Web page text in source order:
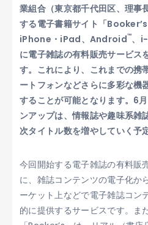
業組合（東京都千代田区、理事
する電子書籍サイト「Booker’s
iPhone・iPad、Android™、
に電子雑誌の有料販売サービス
す。これにより、これまでの携
ートフォンなどさらに多彩な
することが可能となります。6
ンアップは、情報誌や趣味系雑
次タイトル数を増やしていく予
今回開始する電子雑誌の有料販
に、雑誌コンテンツの電子化
ーケット上などで電子雑誌コン
的に提供するサービスです。ま